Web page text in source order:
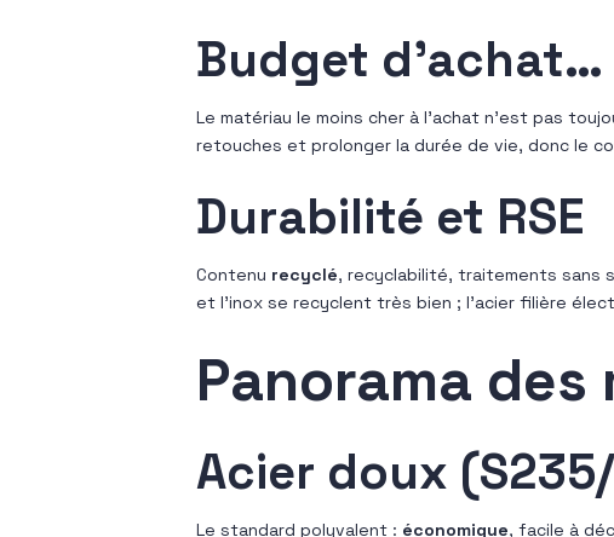
Budget
Le matériau le moins cher à l’achat n’est pas
retouches et prolonger la durée de vie, donc le
Durabilité et RSE
Contenu recyclé, recyclabilité, traitements sans
et l’inox se recyclent très bien ; l’acier filière
Panorama
Acier doux
Le standard polyvalent : économique, facile à